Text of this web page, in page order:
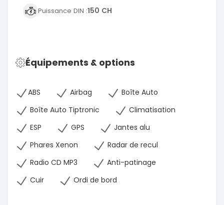
Puissance DIN :150 CH
Équipements & options
ABS Airbag
Boîte Auto
Boîte Auto Tiptronic
Climatisation
ESP
GPS
Jantes alu
Phares Xenon
Radar de recul
Radio CD MP3
Anti-patinage
Cuir
Ordi de bord